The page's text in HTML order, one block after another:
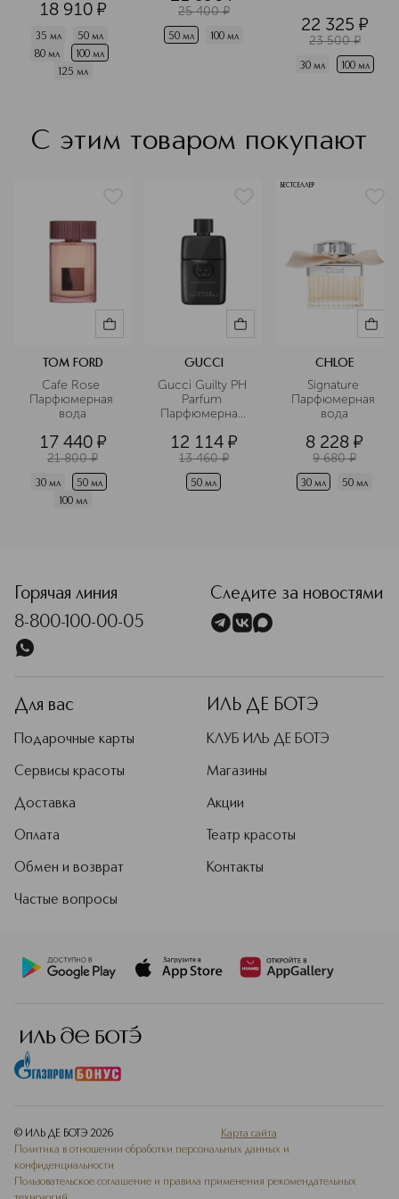
18 910 ¤
35 мл
50 мл
80 мл
100 мл
125 мл
25 400 ¤
50 мл 100 мл
22 325 ¤
23 500 ¤
30 мл 100 мл
С этим товаром покупают
TOM FORD
Cafe Rose
Парфюмерная
вода
17 440 ¤
21 800 ¤
30 мл
50 мл
100 мл
GUCCI
Gucci Guilty PH
Parfum
Парфюмерная
12 114 ¤
13 460 ¤
50 мл
БЕСТСЕЛЛЕР
CHLOE
Signature
Парфюмерная
вода
8 228 ¤
9 680 ¤
30 мл 50 мл
Горячая линия
8-800-100-00-05
Следите за новостями
Для вас
Подарочные карты
Сервисы красоты
Доставка
Оплата
Обмен и возврат
Частые вопросы
ИЛЬ ДЕ БОТЭ
КЛУБ ИЛЬ ДЕ БОТЭ
Магазины
Акции
Театр красоты
Контакты
© ИЛЬ ДЕ БОТЭ 2026
Карта сайта
Политика в отношении обработки персональных данных и
конфиденциальности
Пользовательское соглашение и правила применения рекомендательных